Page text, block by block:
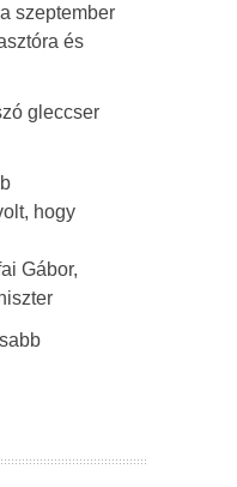
szeptember
és
gleccser
hogy
Gábor,